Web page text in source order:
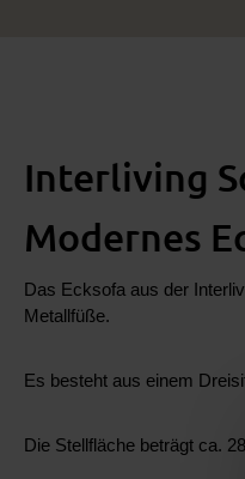
Interliving
Modernes
Das Ecksofa aus der
Metallfüße.
Es besteht aus einem
Die Stellfläche beträgt ca.